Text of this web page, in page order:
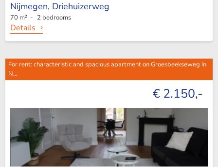
Nijmegen, Driehuizerweg
70 m² - 2 bedrooms
Details
For rent: characteristic and spacious apartment on Groesbeekseweg in
N...
€ 2.150,-